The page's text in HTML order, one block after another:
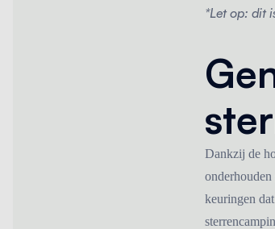
*Let op: dit
Dankzij de
keuringen